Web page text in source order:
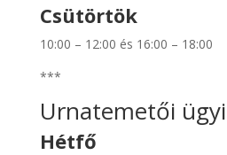
Csütörtök
10:00 – 12:00 és 16:00 – 18:00
***
Urnatemetői
Hétfő